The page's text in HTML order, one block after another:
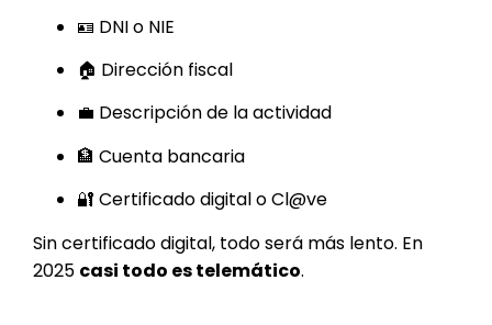
🪪 DNI o NIE
🏠 Dirección fiscal
💼 Descripción de la actividad
🏦 Cuenta bancaria
🔐 Certificado digital o Cl@ve
Sin certificado digital, todo será más lento. En
2025 casi todo es telemático.